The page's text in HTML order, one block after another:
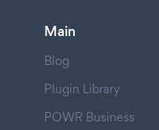
Main
Blog
Plugin Library
POWR Business